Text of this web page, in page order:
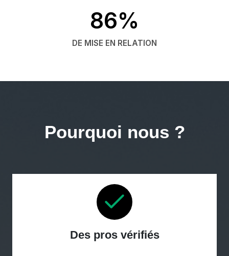
86%
DE MISE EN RELATION
Pourquoi nous ?
Des pros vérifiés